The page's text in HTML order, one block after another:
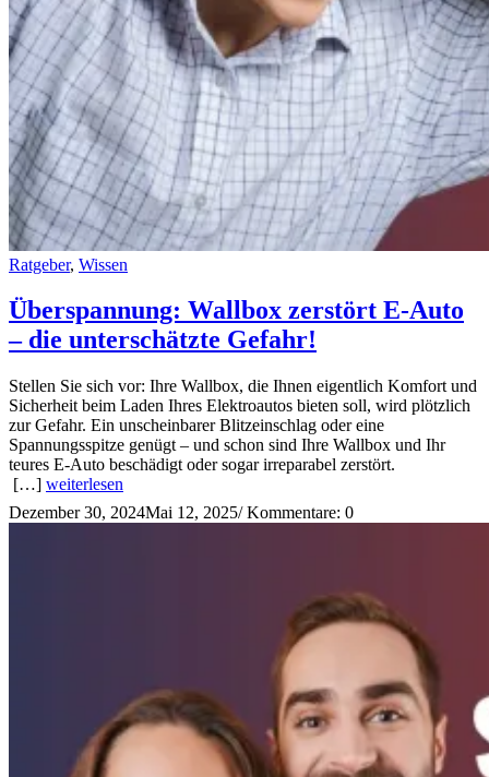
Ratgeber, Wissen
Überspannung: Wallbox zerstört E-Auto
– die unterschätzte Gefahr!
Stellen Sie sich vor: Ihre Wallbox, die Ihnen eigentlich Komfort und
Sicherheit beim Laden Ihres Elektroautos bieten soll, wird plötzlich
zur Gefahr. Ein unscheinbarer Blitzeinschlag oder eine
Spannungsspitze genügt – und schon sind Ihre Wallbox und Ihr
teures E-Auto beschädigt oder sogar irreparabel zerstört.
[…] weiterlesen
Dezember 30, 2024Mai 12, 2025/Kommentare: 0